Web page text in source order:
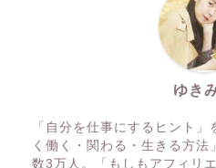
ゆき
「自分を仕事にするヒント
く働く・関わる・生きる方
数3万人。「もしもアフィリ